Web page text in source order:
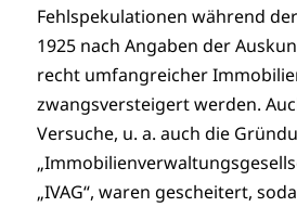
Fehlspekulationen während
1925 nach Angaben der
recht umfangreicher
zwangsversteigert werden.
Versuche, u. a. auch die
„IVAG“, waren gescheitert,